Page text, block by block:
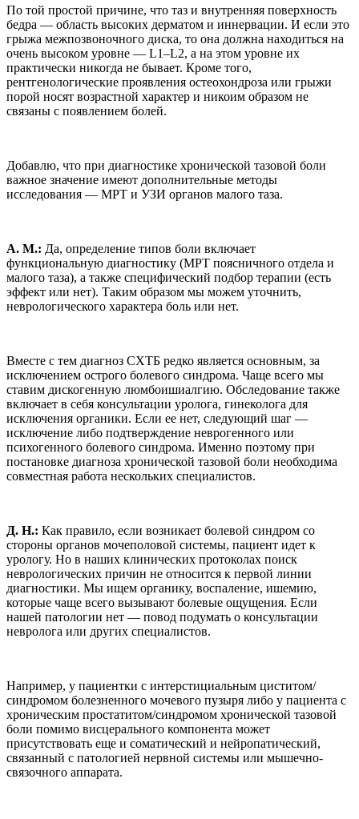
По той простой причине, что таз и внутренняя поверхность
бедра — область высоких дерматом и иннервации. И если это
грыжа межпозвоночного диска, то она должна находиться на
очень высоком уровне — L1–L2, а на этом уровне их
практически никогда не бывает. Кроме того,
рентгенологические проявления остеохондроза или грыжи
порой носят возрастной характер и никоим образом не
связаны с появлением болей.
Добавлю, что при диагностике хронической тазовой боли
важное значение имеют дополнительные методы
исследования — МРТ и УЗИ органов малого таза.
А. М.: Да, определение типов боли включает
функциональную диагностику (МРТ поясничного отдела и
малого таза), а также специфический подбор терапии (есть
эффект или нет). Таким образом мы можем уточнить,
неврологического характера боль или нет.
Вместе с тем диагноз СХТБ редко является основным, за
исключением острого болевого синдрома. Чаще всего мы
ставим дискогенную люмбоишиалгию. Обследование также
включает в себя консультации уролога, гинеколога для
исключения органики. Если ее нет, следующий шаг —
исключение либо подтверждение неврогенного или
психогенного болевого синдрома. Именно поэтому при
постановке диагноза хронической тазовой боли необходима
совместная работа нескольких специалистов.
Д. Н.: Как правило, если возникает болевой синдром со
стороны органов мочеполовой системы, пациент идет к
урологу. Но в наших клинических протоколах поиск
неврологических причин не относится к первой линии
диагностики. Мы ищем органику, воспаление, ишемию,
которые чаще всего вызывают болевые ощущения. Если
нашей патологии нет — повод подумать о консультации
невролога или других специалистов.
Например, у пациентки с интерстициальным циститом/
синдромом болезненного мочевого пузыря либо у пациента с
хроническим простатитом/синдромом хронической тазовой
боли помимо висцерального компонента может
присутствовать еще и соматический и нейропатический,
связанный с патологией нервной системы или мышечно-
связочного аппарата.